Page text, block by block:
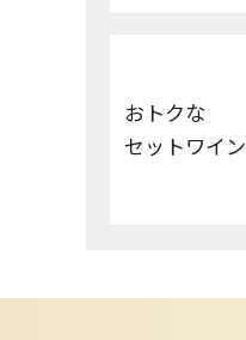
おトクな
セットワイン